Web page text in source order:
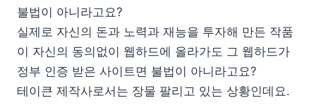
불법이 아니라고요?
실제로 자신의 돈과 노력과 재능을 투자해 만든 작품
이 자신의 동의없이 웹하드에 올라가도 그 웹하드가
정부 인증 받은 사이트면 불법이 아니라고요?
테이큰 제작사로서는 장물 팔리고 있는 상황인데요.